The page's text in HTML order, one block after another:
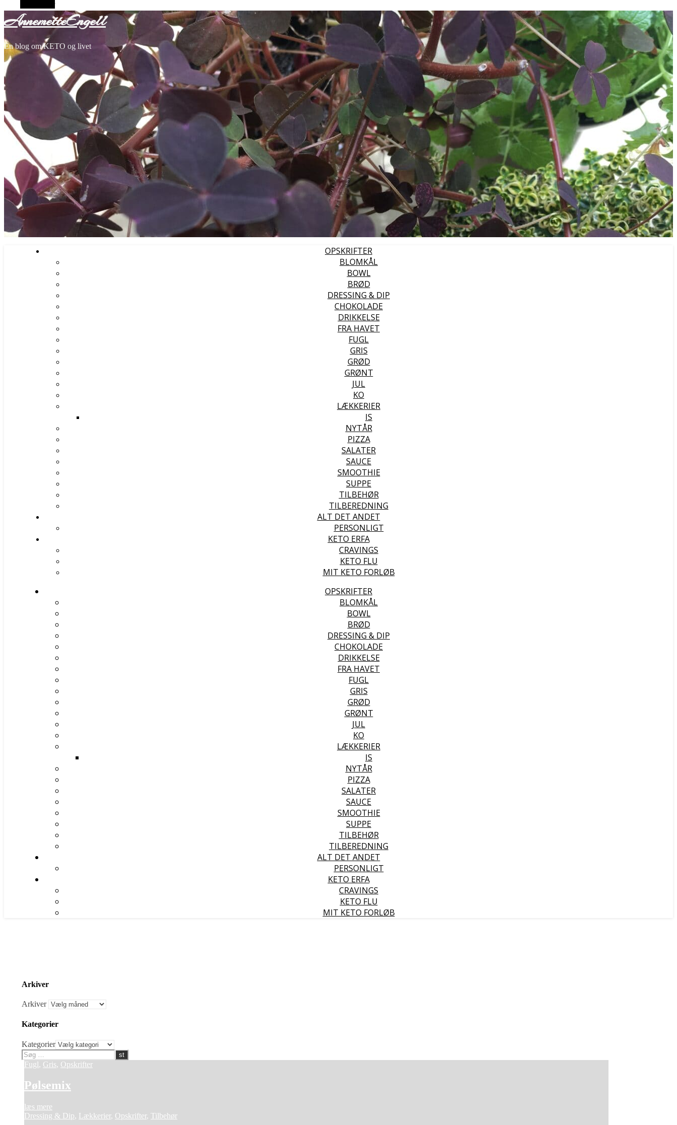
AnnemetteEngell
En blog om KETO og livet
OPSKRIFTER
BLOMKÅL
BOWL
BRØD
DRESSING & DIP
CHOKOLADE
DRIKKELSE
FRA HAVET
FUGL
GRIS
GRØD
GRØNT
JUL
KO
LÆKKERIER
IS
NYTÅR
PIZZA
SALATER
SAUCE
SMOOTHIE
SUPPE
TILBEHØR
TILBEREDNING
ALT DET ANDET
PERSONLIGT
KETO ERFA
CRAVINGS
KETO FLU
MIT KETO FORLØB
OPSKRIFTER
BLOMKÅL
BOWL
BRØD
DRESSING & DIP
CHOKOLADE
DRIKKELSE
FRA HAVET
FUGL
GRIS
GRØD
GRØNT
JUL
KO
LÆKKERIER
IS
NYTÅR
PIZZA
SALATER
SAUCE
SMOOTHIE
SUPPE
TILBEHØR
TILBEREDNING
ALT DET ANDET
PERSONLIGT
KETO ERFA
CRAVINGS
KETO FLU
MIT KETO FORLØB
Arkiver
Arkiver
Kategorier
Kategorier
Fugl, Gris, Opskrifter
Pølsemix
læs mere
Dressing & Dip, Lækkerier, Opskrifter, Tilbehør